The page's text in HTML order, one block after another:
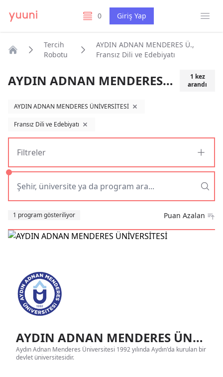
0
listelerim Giriş Yap
Tercih
Robotu
AYDIN ADNAN MENDERES Ü.,
Fransız Dili ve Edebiyatı
AYDIN ADNAN MENDERES Ü., Fransız Dili ve Edebiyatı 1 kez
arandı
AYDIN ADNAN MENDERES ÜNİVERSİTESİ filtreyi kaldır
Fransız Dili ve Edebiyatı filtreyi kaldır
Filtreler
1 program gösteriliyor Puan Azalan
AYDIN ADNAN MENDERES ÜNİVERSİTESİ Tanıtım
Aydın Adnan Menderes Üniversitesi 1992 yılında Aydın'da kurulan bir
devlet üniversitesidir.